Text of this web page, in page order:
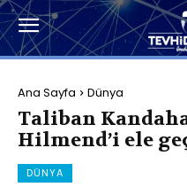
Ana Sayfa Dünya
Taliban
Hilmend’i ele
DÜNYA